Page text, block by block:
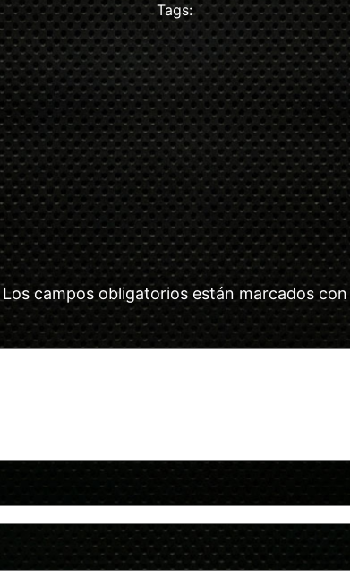
Tags:
Los campos obligatorios están marcados